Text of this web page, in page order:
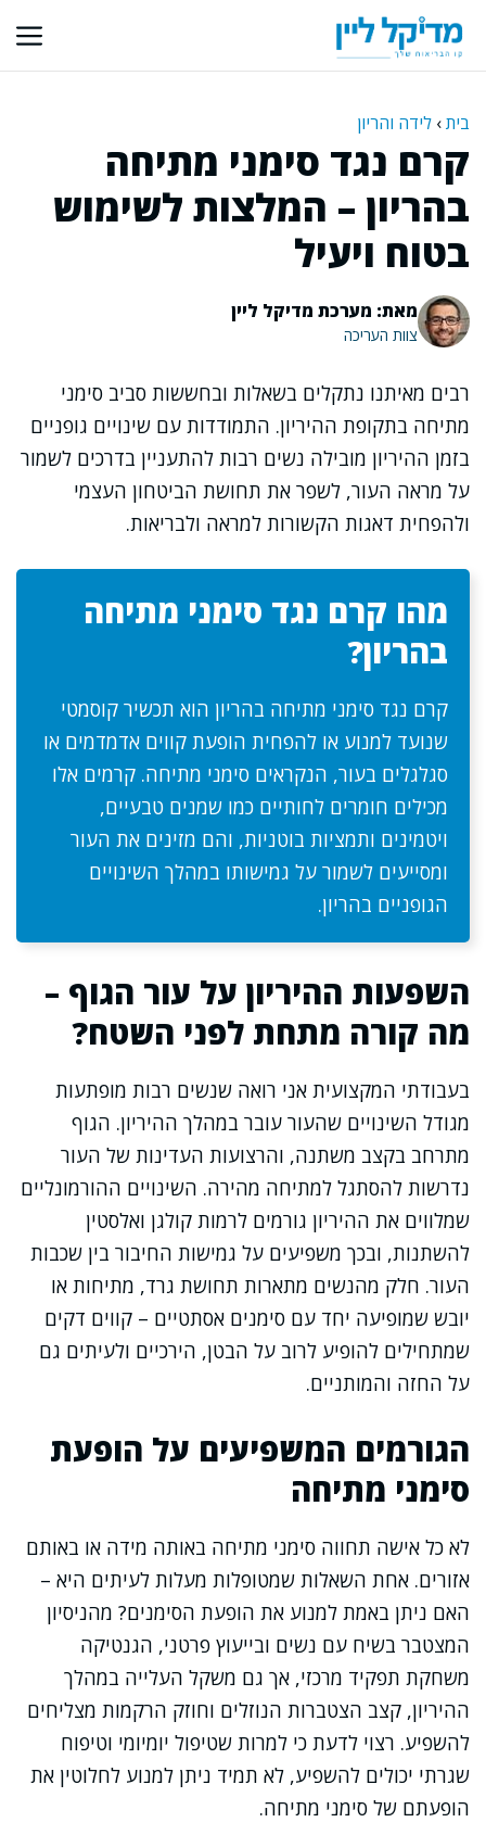
לתוכן
בית› לידה והריון
קרם נגד סימני מתיחה
בהריון – המלצות לשימוש
בטוח ויעיל
מאת: מערכת מדיקל ליין
צוות העריכה
רבים מאיתנו נתקלים בשאלות ובחששות סביב סימני
מתיחה בתקופת ההיריון. התמודדות עם שינויים גופניים
בזמן ההיריון מובילה נשים רבות להתעניין בדרכים לשמור
על מראה העור, לשפר את תחושת הביטחון העצמי
ולהפחית דאגות הקשורות למראה ולבריאות.
מהו קרם נגד סימני מתיחה
בהריון?
קרם נגד סימני מתיחה בהריון הוא תכשיר קוסמטי
שנועד למנוע או להפחית הופעת קווים אדמדמים או
סגלגלים בעור, הנקראים סימני מתיחה. קרמים אלו
מכילים חומרים לחותיים כמו שמנים טבעיים,
ויטמינים ותמציות בוטניות, והם מזינים את העור
ומסייעים לשמור על גמישותו במהלך השינויים
הגופניים בהריון.
השפעות ההיריון על עור הגוף –
מה קורה מתחת לפני השטח?
בעבודתי המקצועית אני רואה שנשים רבות מופתעות
מגודל השינויים שהעור עובר במהלך ההיריון. הגוף
מתרחב בקצב משתנה, והרצועות העדינות של העור
נדרשות להסתגל למתיחה מהירה. השינויים ההורמונליים
שמלווים את ההיריון גורמים לרמות קולגן ואלסטין
להשתנות, ובכך משפיעים על גמישות החיבור בין שכבות
העור. חלק מהנשים מתארות תחושת גרד, מתיחות או
יובש שמופיעה יחד עם סימנים אסתטיים – קווים דקים
שמתחילים להופיע לרוב על הבטן, הירכיים ולעיתים גם
על החזה והמותניים.
הגורמים המשפיעים על הופעת
סימני מתיחה
לא כל אישה תחווה סימני מתיחה באותה מידה או באותם
אזורים. אחת השאלות שמטופלות מעלות לעיתים היא –
האם ניתן באמת למנוע את הופעת הסימנים? מהניסיון
המצטבר בשיח עם נשים ובייעוץ פרטני, הגנטיקה
משחקת תפקיד מרכזי, אך גם משקל העלייה במהלך
ההיריון, קצב הצטברות הנוזלים וחוזק הרקמות מצליחים
להשפיע. רצוי לדעת כי למרות שטיפול יומיומי וטיפוח
שגרתי יכולים להשפיע, לא תמיד ניתן למנוע לחלוטין את
הופעתם של סימני מתיחה.